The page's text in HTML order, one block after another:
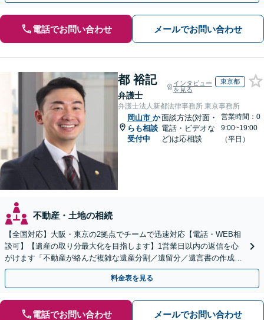
電話でお問い合わせ メールでお問い合わせ
都 裕記
弁護士
インタビュー
を見る
東京都
弁護士法人新都法律事務所 東京事務所
岡山市 か
らも相談
受付中
面談方法(対面・
電話・ビデオな
ど)は応相談
営業時間：0
9:00~19:00
（平日）
不動産・土地の相続
【全国対応】大阪・東京の2拠点でチームで迅速対応【電話・WEB相
談可】【遺産の取り分最大化を目指します】1営業日以内の返信を心
がけます「不動産が絡んだ複雑な遺産分割／遺留分／遺言書の作成・
執行／事業承継など、お任せください」【休日相談あり】
料金表を見る
電話でお問い合わせ メールでお問い合わせ